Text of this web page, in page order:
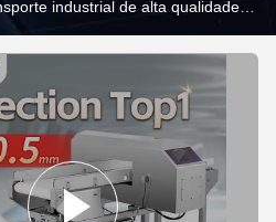
industrial de alta qualidade